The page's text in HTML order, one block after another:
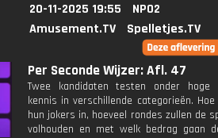
20-11-2025 19:55
NPO2
Amusement.TV
Spelletjes.TV
Per Seconde Wijzer: Afl. 47
Twee kandidaten testen onder hoge
kennis in verschillende categorieën.
hun jokers in, hoeveel rondes zullen de
volhouden en met welk bedrag gaan